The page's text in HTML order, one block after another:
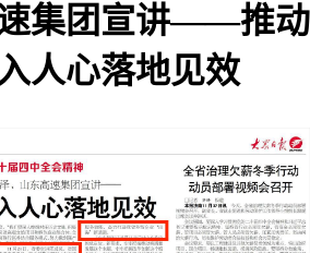
集团宣讲——推动
人心落地见效